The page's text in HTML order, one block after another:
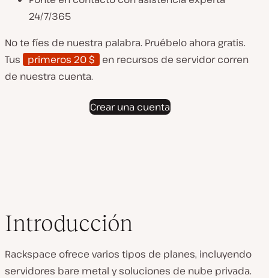
24/7/365
No te fíes de nuestra palabra. Pruébelo ahora gratis.
Tus
primeros 20 $
en recursos de servidor corren
de nuestra cuenta.
Crear una cuenta
Introducción
Rackspace ofrece varios tipos de planes, incluyendo
servidores bare metal y soluciones de nube privada.